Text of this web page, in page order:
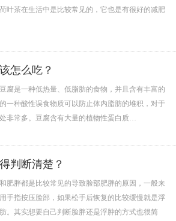
叶茶在生活中是比较常见的，它也是有很好的减肥
怎么吃？
腐是一种低热量、低脂肪的食物，并且含有丰富的
一种酸性误食物质可以防止体内脂肪的堆积，对于
非常多。豆腐含有大量的植物性蛋白质…
判断清楚？
肥胖都是比较常见的导致脸部肥胖的原因，一般来
手指按压脸部，如果松手后恢复的比较缓慢就是浮
。其实想要自己判断脸胖还是浮肿的方式也很简